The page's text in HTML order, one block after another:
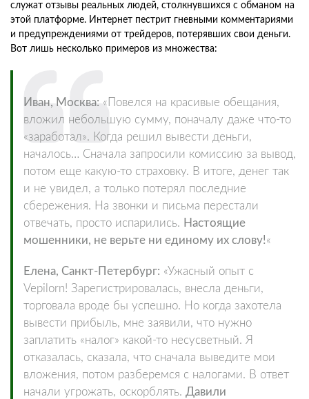
служат отзывы реальных людей, столкнувшихся с обманом на
этой платформе. Интернет пестрит гневными комментариями
и предупреждениями от трейдеров, потерявших свои деньги.
Вот лишь несколько примеров из множества:
Иван, Москва: «Повелся на красивые обещания,
вложил небольшую сумму, поначалу даже что-то
«заработал». Когда решил вывести деньги,
началось… Сначала запросили комиссию за вывод,
потом еще какую-то страховку. В итоге, денег так
и не увидел, а только потерял последние
сбережения. На звонки и письма перестали
отвечать, просто испарились. Настоящие
мошенники, не верьте ни единому их слову!«
Елена, Санкт-Петербург: «Ужасный опыт с
Vepilorn! Зарегистрировалась, внесла деньги,
торговала вроде бы успешно. Но когда захотела
вывести прибыль, мне заявили, что нужно
заплатить «налог» какой-то несусветный. Я
отказалась, сказала, что сначала выведите мои
вложения, потом разберемся с налогами. В ответ
начали угрожать, оскорблять. Давили